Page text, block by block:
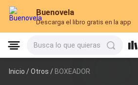
Buenovela
Descarga el libro gratis en la app
Busca lo que quieras
Inicio /Otros / BOXEADOR